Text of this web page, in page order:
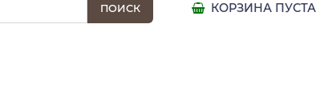
КОРЗИНА ПУСТА